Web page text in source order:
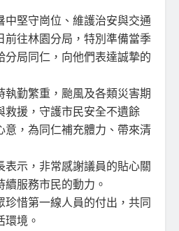
中堅守崗位、維護治安與交通
往林園分局，特別準備當季
局同仁，向他們表達誠摯的
勤繁重，颱風及各類災害期
救援，守護市民安全不遺餘
意，為同仁補充體力、帶來清
示，非常感謝議員的貼心關
服務市民的動力。
惜第一線人員的付出，共同
境。